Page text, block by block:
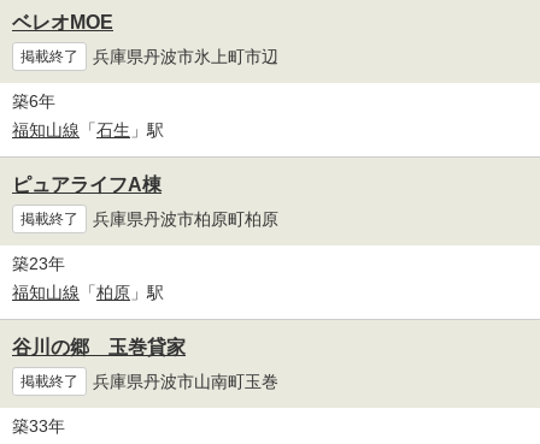
ベレオMOE
掲載終了 兵庫県丹波市氷上町市辺
築6年
福知山線 「石生 」駅
ピュアライフA棟
掲載終了 兵庫県丹波市柏原町柏原
築23年
福知山線 「柏原 」駅
谷川の郷 玉巻貸家
掲載終了 兵庫県丹波市山南町玉巻
築33年